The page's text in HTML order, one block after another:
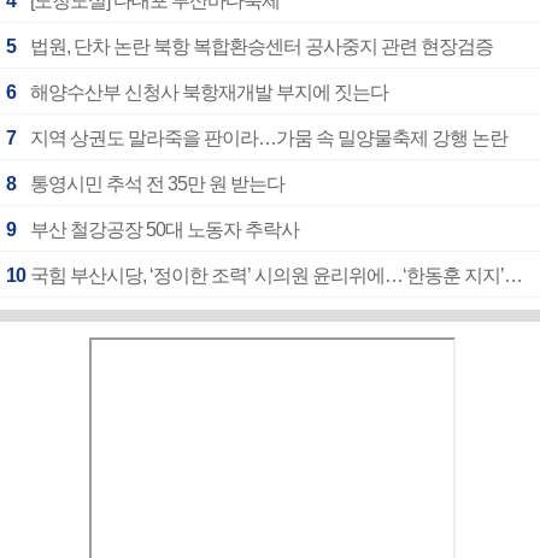
5 법원, 단차 논란 북항 복합환승센터 공사중지 관련 현장검증
6 해양수산부 신청사 북항재개발 부지에 짓는다
7 지역 상권도 말라죽을 판이라…가뭄 속 밀양물축제 강행 논란
8 통영시민 추석 전 35만 원 받는다
9 부산 철강공장 50대 노동자 추락사
10 국힘 부산시당, ‘정이한 조력’ 시의원 윤리위에…‘한동훈 지지’도 신고접수